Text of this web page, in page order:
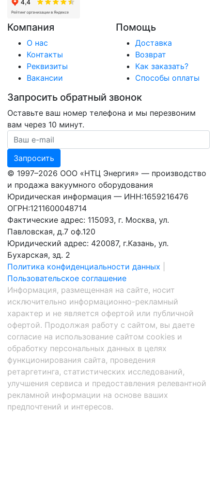
Компания
О нас
Контакты
Реквизиты
Вакансии
Помощь
Доставка
Возврат
Как заказать?
Способы оплаты
Запросить обратный звонок
Оставьте ваш номер телефона и мы перезвоним
вам через 10 минут.
Ваш номер телефона
Запросить
© 1997–2026 ООО «НТЦ Энергия» — производство
и продажа вакуумного оборудования
Юридическая информация — ИНН:1659216476
ОГРН:1211600048714
Фактические адрес: 115093, г. Москва, ул.
Павловская, д.7 оф.120
Юридический адрес: 420087, г.Казань, ул.
Бухарская, зд. 2
Политика конфиденциальности данных
Пользовательское соглашение
Информация, размещенная на сайте, носит
исключительно информационно-рекламный
характер и не является офертой или публичной
офертой. Продолжая работу с сайтом, вы даете
согласие на использование сайтом cookies и
обработку персональных данных в целях
функционирования сайта, проведения
ретаргетинга, статистических исследований,
улучшения сервиса и предоставления релевантной
рекламной информации на основе ваших
предпочтений и интересов.